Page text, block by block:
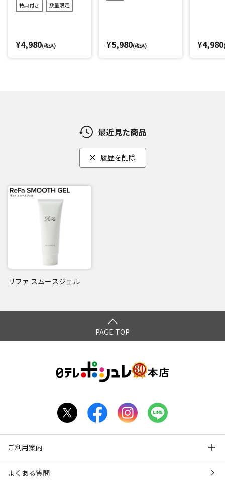
特典付き 数量限定
¥4,980(税込) ¥5,980(税込) ¥4,980
最近見た商品
履歴を削除
リファ スムースジェル
PAGE TOP
ご利用案内
よくある質問